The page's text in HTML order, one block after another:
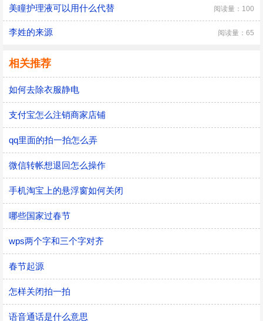
美瞳护理液可以用什么代替 阅读量：100
李姓的来源 阅读量：65
相关推荐
如何去除衣服静电
支付宝怎么注销商家店铺
qq里面的拍一拍怎么弄
微信转帐想退回怎么操作
手机淘宝上的悬浮窗如何关闭
哪些国家过春节
wps两个字和三个字对齐
春节起源
怎样关闭拍一拍
语音通话是什么意思